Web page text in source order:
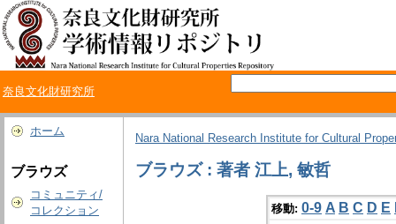
奈良文化財研究所
ホーム
ブラウズ
コミュニティ/
コレクション
Nara National Research Institute for Cultural
ブラウズ : 著者 江上, 敏哲
移動: 0-9 A B C D E